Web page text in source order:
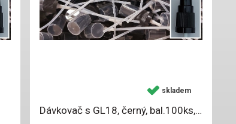
Dávkovač s GL18, černý, bal.100ks, D3
skladem